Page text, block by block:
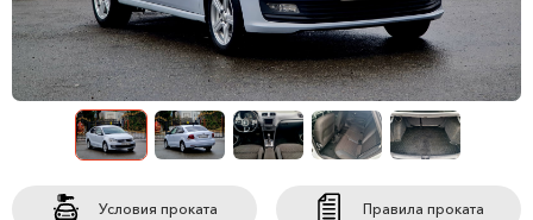
Условия проката Правила проката